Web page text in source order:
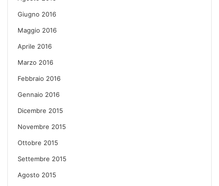
Giugno 2016
Maggio 2016
Aprile 2016
Marzo 2016
Febbraio 2016
Gennaio 2016
Dicembre 2015
Novembre 2015
Ottobre 2015
Settembre 2015
Agosto 2015